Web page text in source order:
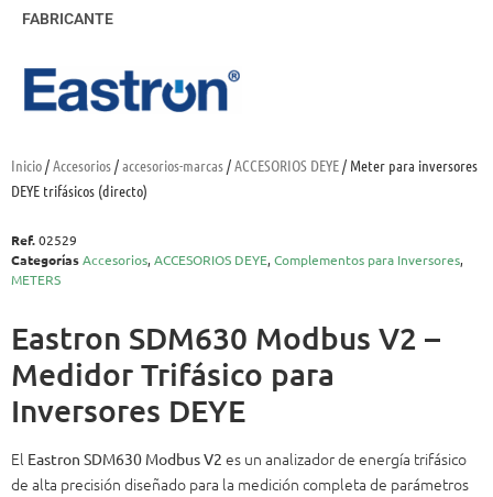
Inicio/Accesorios/accesorios-marcas/ACCESORIOS DEYE/ Meter para inversores
DEYE trifásicos (directo)
Ref.02529
CategoríasAccesorios,ACCESORIOS DEYE,Complementos para Inversores,
METERS
Eastron SDM630 Modbus V2 –
Medidor Trifásico para
Inversores DEYE
El Eastron SDM630 Modbus V2 es un analizador de energía trifásico
de alta precisión diseñado para la medición completa de parámetros
FABRICANTE